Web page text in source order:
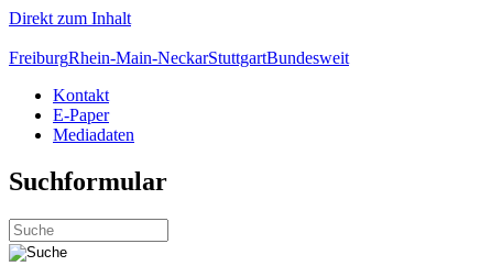
Direkt zum Inhalt
FreiburgRhein-Main-NeckarStuttgartBundesweit
Kontakt
E-Paper
Mediadaten
Suchformular